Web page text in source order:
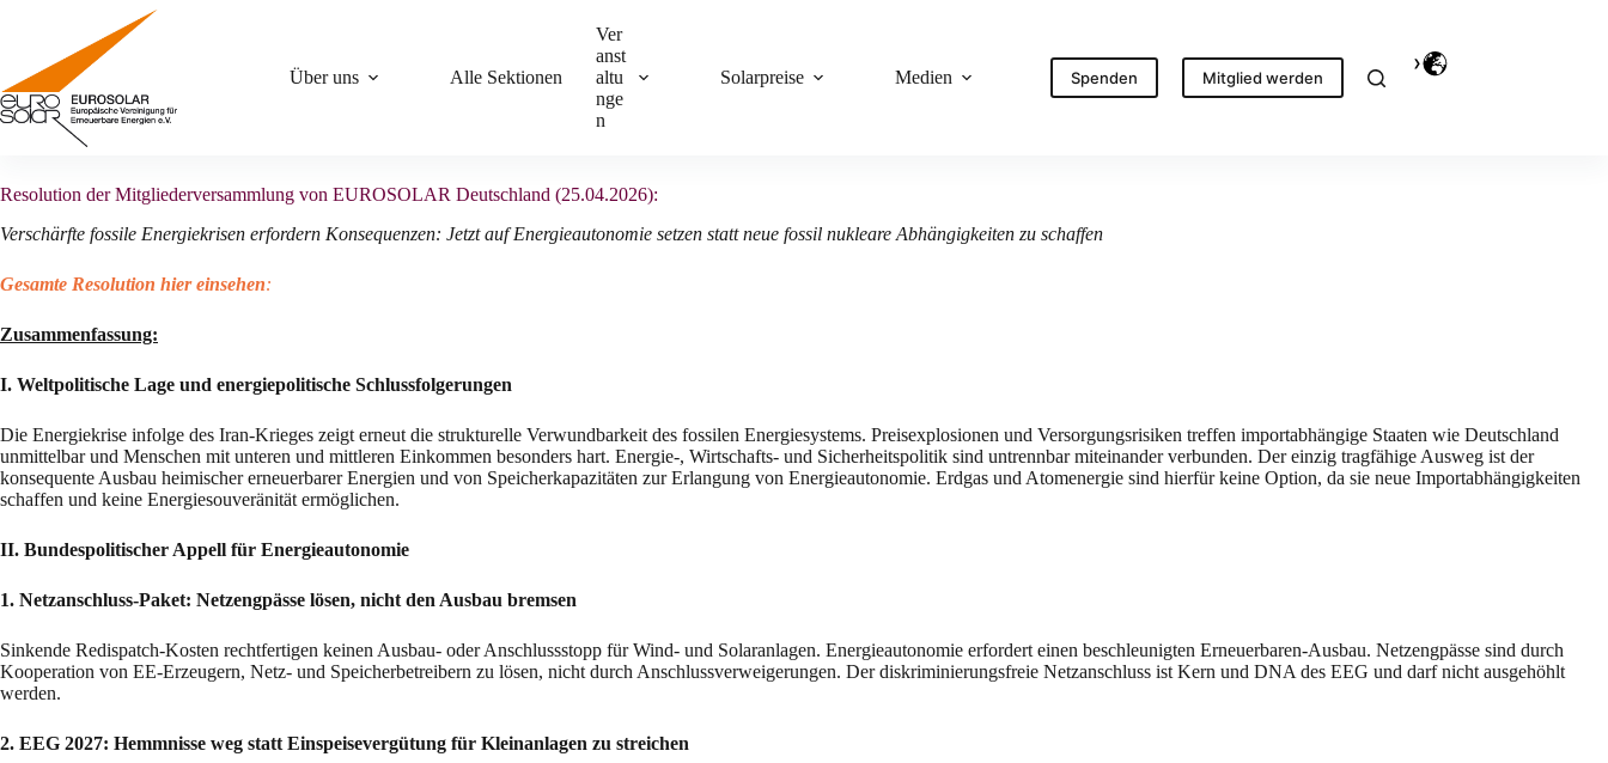
Über uns
Alle Sektionen
Ver
anst
altu
nge
n
Solarpreise Medien Spenden Mitglied werden
Resolution der Mitgliederversammlung von EUROSOLAR Deutschland (25.04.2026):
Verschärfte fossile Energiekrisen erfordern Konsequenzen: Jetzt auf Energieautonomie setzen statt neue fossil nukleare Abhängigkeiten zu schaffen
Gesamte Resolution hier einsehen:
Zusammenfassung:
I. Weltpolitische Lage und energiepolitische Schlussfolgerungen
Die Energiekrise infolge des Iran‑Krieges zeigt erneut die strukturelle Verwundbarkeit des fossilen Energiesystems. Preisexplosionen und Versorgungsrisiken treffen importabhängige Staaten wie Deutschland
unmittelbar und Menschen mit unteren und mittleren Einkommen besonders hart. Energie‑, Wirtschafts‑ und Sicherheitspolitik sind untrennbar miteinander verbunden. Der einzig tragfähige Ausweg ist der
konsequente Ausbau heimischer erneuerbarer Energien und von Speicherkapazitäten zur Erlangung von Energieautonomie. Erdgas und Atomenergie sind hierfür keine Option, da sie neue Importabhängigkeiten
schaffen und keine Energiesouveränität ermöglichen.
II. Bundespolitischer Appell für Energieautonomie
1. Netzanschluss‑Paket: Netzengpässe lösen, nicht den Ausbau bremsen
Sinkende Redispatch‑Kosten rechtfertigen keinen Ausbau‑ oder Anschlussstopp für Wind‑ und Solaranlagen. Energieautonomie erfordert einen beschleunigten Erneuerbaren‑Ausbau. Netzengpässe sind durch
Kooperation von EE-Erzeugern, Netz- und Speicherbetreibern zu lösen, nicht durch Anschlussverweigerungen. Der diskriminierungsfreie Netzanschluss ist Kern und DNA des EEG und darf nicht ausgehöhlt
werden.
2. EEG 2027: Hemmnisse weg statt Einspeisevergütung für Kleinanlagen zu streichen